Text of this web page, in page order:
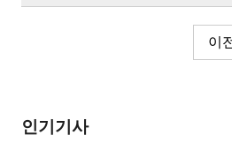
이
인기기사